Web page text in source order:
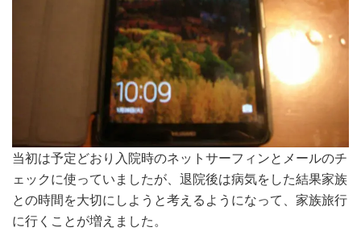
当初は予定どおり入院時のネットサーフィンとメールのチ
ェックに使っていましたが、退院後は病気をした結果家族
との時間を大切にしようと考えるようになって、家族旅行
に行くことが増えました。